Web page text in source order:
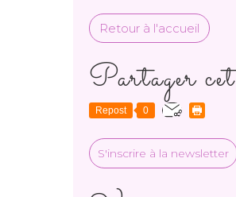
Retour à l'accueil
Partager
Repost 0
S'inscrire à la newsletter